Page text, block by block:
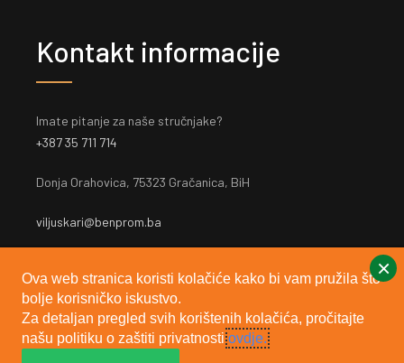
Kontakt informacije
Imate pitanje za naše stručnjake?
+387 35 711 714
Donja Orahovica, 75323 Gračanica, BiH
viljuskari@benprom.ba
2024 © Sva prava pridržana, Benprom d.o.o. | Designed By:
×
Ova web stranica koristi kolačiće kako bi vam pružila što
bolje korisničko iskustvo.
Za detaljan pregled svih korištenih kolačića, pročitajte
našu politiku o zaštiti privatnostiovdje.